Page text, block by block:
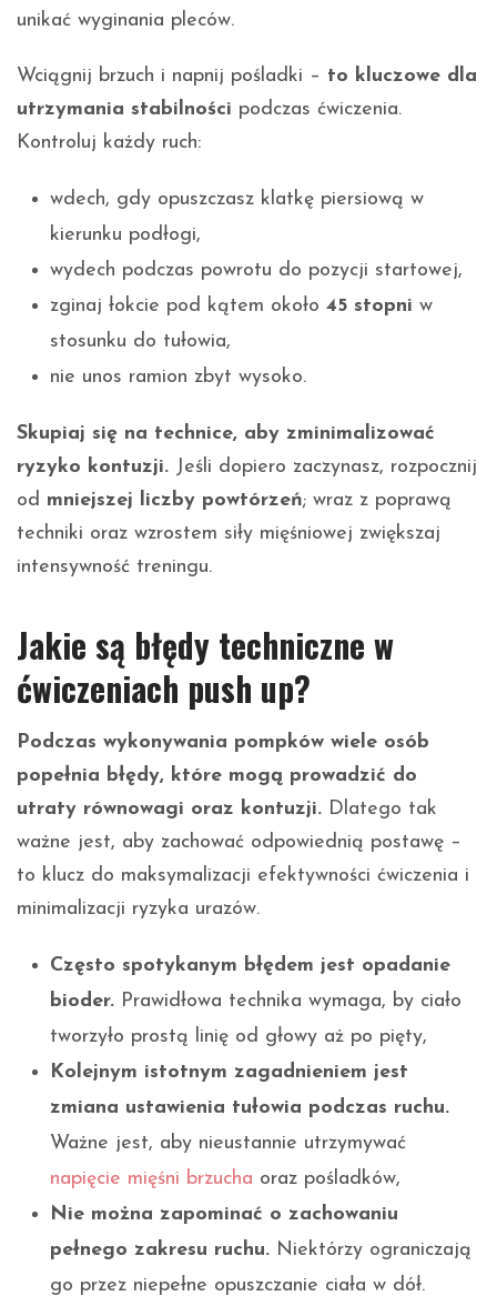
unikać wyginania pleców.
Wciągnij brzuch i napnij pośladki – to kluczowe dla
utrzymania stabilności podczas ćwiczenia.
Kontroluj każdy ruch:
wdech, gdy opuszczasz klatkę piersiową w
kierunku podłogi,
wydech podczas powrotu do pozycji startowej,
zginaj łokcie pod kątem około 45 stopni w
stosunku do tułowia,
nie unos ramion zbyt wysoko.
Skupiaj się na technice, aby zminimalizować
ryzyko kontuzji. Jeśli dopiero zaczynasz, rozpocznij
od mniejszej liczby powtórzeń; wraz z poprawą
techniki oraz wzrostem siły mięśniowej zwiększaj
intensywność treningu.
Jakie są błędy techniczne w
ćwiczeniach push up?
Podczas wykonywania pompków wiele osób
popełnia błędy, które mogą prowadzić do
utraty równowagi oraz kontuzji. Dlatego tak
ważne jest, aby zachować odpowiednią postawę –
to klucz do maksymalizacji efektywności ćwiczenia i
minimalizacji ryzyka urazów.
Często spotykanym błędem jest opadanie
bioder. Prawidłowa technika wymaga, by ciało
tworzyło prostą linię od głowy aż po pięty,
Kolejnym istotnym zagadnieniem jest
zmiana ustawienia tułowia podczas ruchu.
Ważne jest, aby nieustannie utrzymywać
napięcie mięśni brzucha oraz pośladków,
Nie można zapominać o zachowaniu
pełnego zakresu ruchu. Niektórzy ograniczają
go przez niepełne opuszczanie ciała w dół.